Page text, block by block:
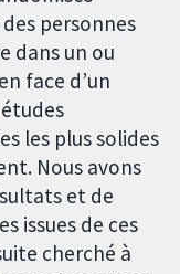
personnes
dans un ou
face d’un
les plus solides
Nous avons
et de
issues de ces
cherché à